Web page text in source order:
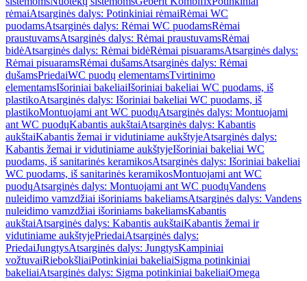
rėmaiAtsarginės dalys: Potinkiniai rėmaiRėmai WC
puodamsAtsarginės dalys: Rėmai WC puodamsRėmai
praustuvamsAtsarginės dalys: Rėmai praustuvamsRėmai
bidėAtsarginės dalys: Rėmai bidėRėmai pisuaramsAtsarginės dalys:
Rėmai pisuaramsRėmai dušamsAtsarginės dalys: Rėmai
dušamsPriedaiWC puodų elementamsTvirtinimo
elementamsIšoriniai bakeliaiIšoriniai bakeliai WC puodams, iš
plastikoAtsarginės dalys: Išoriniai bakeliai WC puodams, iš
plastikoMontuojami ant WC puodųAtsarginės dalys: Montuojami
ant WC puodųKabantis aukštaiAtsarginės dalys: Kabantis
aukštaiKabantis žemai ir vidutiniame aukštyjeAtsarginės dalys:
Kabantis žemai ir vidutiniame aukštyjeIšoriniai bakeliai WC
puodams, iš sanitarinės keramikosAtsarginės dalys: Išoriniai bakeliai
WC puodams, iš sanitarinės keramikosMontuojami ant WC
puodųAtsarginės dalys: Montuojami ant WC puodųVandens
nuleidimo vamzdžiai išoriniams bakeliamsAtsarginės dalys: Vandens
nuleidimo vamzdžiai išoriniams bakeliamsKabantis
aukštaiAtsarginės dalys: Kabantis aukštaiKabantis žemai ir
vidutiniame aukštyjePriedaiAtsarginės dalys:
PriedaiJungtysAtsarginės dalys: JungtysKampiniai
vožtuvaiRiebokšliaiPotinkiniai bakeliaiSigma potinkiniai
bakeliaiAtsarginės dalys: Sigma potinkiniai bakeliaiOmega